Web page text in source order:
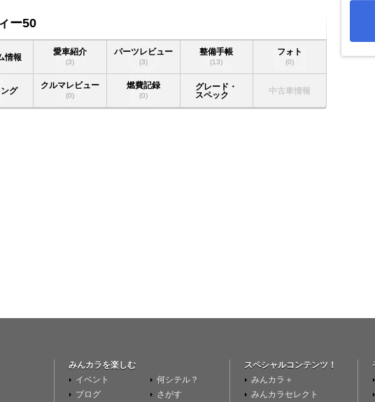
ー50
情報
愛車紹介
(3)
パーツレビュー
(3)
整備手帳
(13)
フォト
(0)
グ
クルマレビュー
(0)
燃費記録
(0)
グレード・
スペック
中古車情報
みんカラを楽しむ
イベント
ブログ
何シテル？
さがす
スペシャルコンテンツ！
みんカラ＋
みんカラセレクト